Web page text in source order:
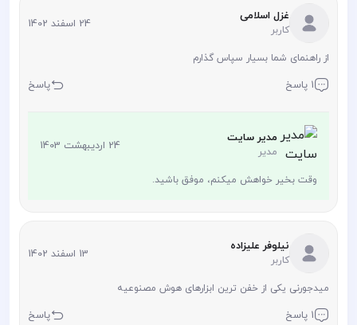
غزل اسلامی
کاربر 24 اسفند 1402
از راهنمای شما بسیار سپاس گذارم
1 پاسخ پاسخ
مدیر سایت
مدیر 24 اردیبهشت 1403
وقت بخیر خواهش میکنم، موفق باشید.
نیلوفر علیزاده
کاربر 13 اسفند 1402
میدجورنی یکی از خفن ترین ابزارهای هوش مصنوعیه
1 پاسخ پاسخ